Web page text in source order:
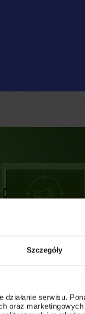
Szczegóły
działanie serwisu.
oraz